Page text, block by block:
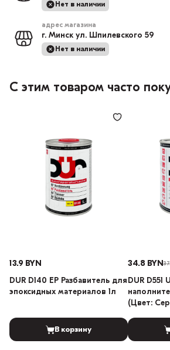
Нет в наличии
адрес магазина
г. Минск ул. Шпилевского 59
Нет в наличии
С этим товаром часто
13.9 BYN
DUR D140 ЕР Разбавитель для
эпоксидных материалов 1л
В корзину
34.8 BYN
DUR D551
(Цвет: